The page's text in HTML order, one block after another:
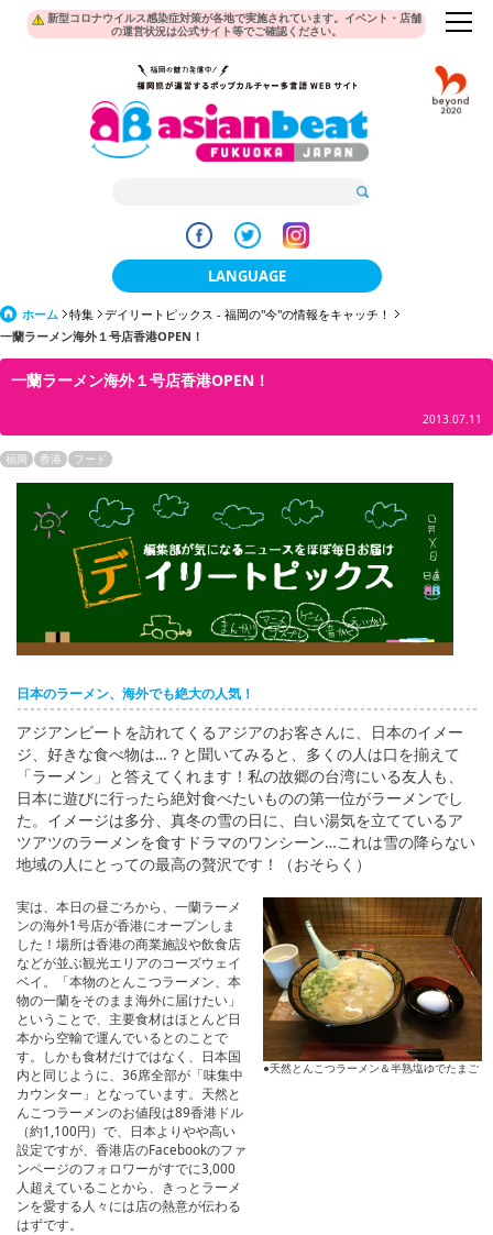
新型コロナウイルス感染症対策が各地で実施されています。イベント・店舗
の運営状況は公式サイト等でご確認ください。
LANGUAGE
日本語
한국어
ภาษาไทย
tiéng Viêt
Bahasa Indonesia
ホーム 特集
デイリートピックス - 福岡の"今"の情報をキャッチ！
一蘭ラーメン海外１号店香港OPEN！
一蘭ラーメン海外１号店香港OPEN！
2013.07.11
福岡 香港 フード
日本のラーメン、海外でも絶大の人気！
アジアンビートを訪れてくるアジアのお客さんに、日本のイメー
ジ、好きな食べ物は…？と聞いてみると、多くの人は口を揃えて
「ラーメン」と答えてくれます！私の故郷の台湾にいる友人も、
日本に遊びに行ったら絶対食べたいものの第一位がラーメンでし
た。イメージは多分、真冬の雪の日に、白い湯気を立てているア
ツアツのラーメンを食すドラマのワンシーン…これは雪の降らない
地域の人にとっての最高の贅沢です！（おそらく）
実は、本日の昼ごろから、一蘭ラーメ
ンの海外1号店が香港にオープンしま
した！場所は香港の商業施設や飲食店
などが並ぶ観光エリアのコーズウェイ
ベイ。「本物のとんこつラーメン、本
物の一蘭をそのまま海外に届けたい」
ということで、主要食材はほとんど日
本から空輸で運んでいるとのことで
す。しかも食材だけではなく、日本国
内と同じように、36席全部が「味集中
カウンター」となっています。天然と
んこつラーメンのお値段は89香港ドル
（約1,100円）で、日本よりやや高い
設定ですが、香港店のFacebookのファ
ンページのフォロワーがすでに3,000
人超えていることから、きっとラーメ
ンを愛する人々には店の熱意が伝わる
はずです。
●天然とんこつラーメン＆半熟塩ゆでたまご